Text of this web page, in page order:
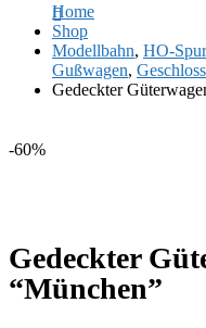
Home
Shop
Modellbahn, HO-
Gußwagen,
Gedeckter
-60%
Gedeckter
“München”